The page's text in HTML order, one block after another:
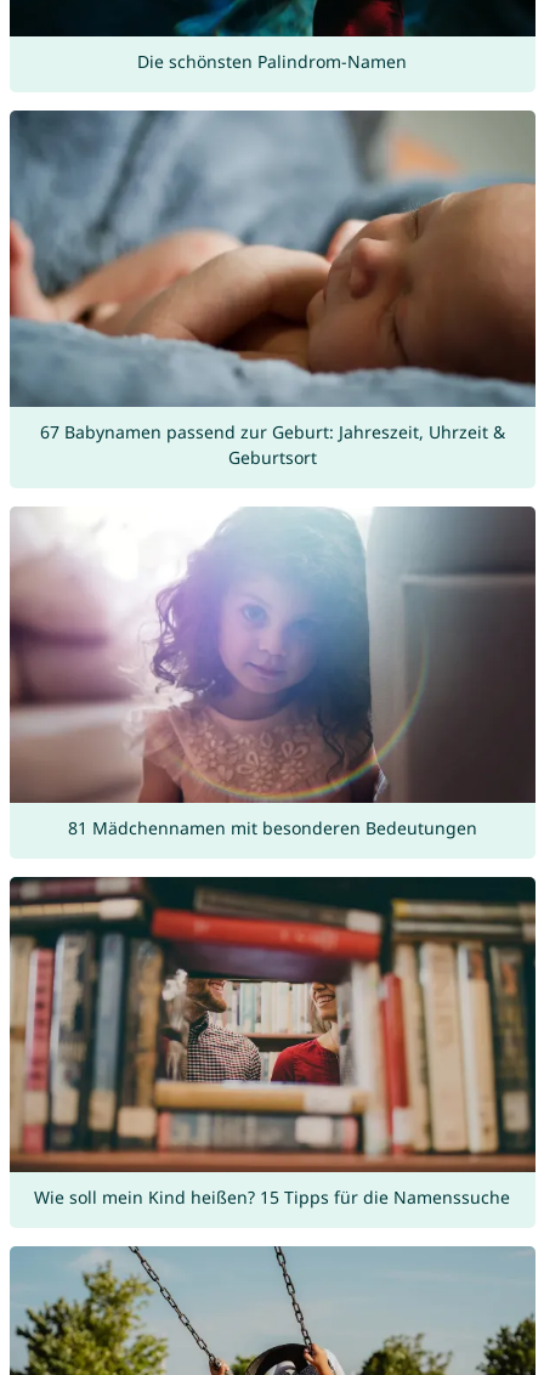
Die schönsten Palindrom-Namen
67 Babynamen passend zur Geburt: Jahreszeit, Uhrzeit &
Geburtsort
81 Mädchennamen mit besonderen Bedeutungen
Wie soll mein Kind heißen? 15 Tipps für die Namenssuche